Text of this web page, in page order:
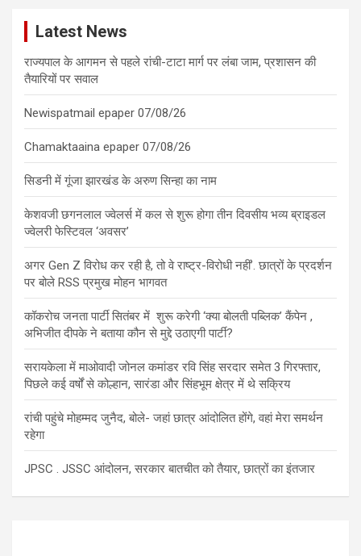
Latest News
राज्यपाल के आगमन से पहले रांची-टाटा मार्ग पर लंबा जाम, प्रशासन की
तैयारियों पर सवाल
Newispatmail epaper 07/08/26
Chamaktaaina epaper 07/08/26
सिडनी में गूंजा झारखंड के अरुण सिन्हा का नाम
केशवजी छगनलाल ज्वेलर्स में कल से शुरू होगा तीन दिवसीय भव्य ब्राइडल
ज्वेलरी फेस्टिवल ‘अवसर’
अगर Gen Z विरोध कर रही है, तो वे राष्ट्र-विरोधी नहीं’. छात्रों के प्रदर्शन
पर बोले RSS प्रमुख मोहन भागवत
कॉकरोच जनता पार्टी सितंबर में शुरू करेगी ‘क्या बोलती पब्लिक’ कैंपेन ,
अभिजीत दीपके ने बताया कौन से मुद्दे उठाएगी पार्टी?
सरायकेला में माओवादी जोनल कमांडर रवि सिंह सरदार समेत 3 गिरफ्तार,
पिछले कई वर्षों से कोल्हान, सारंडा और सिंहभूम क्षेत्र में थे सक्रिय
रांची पहुंचे मोहम्मद जुनैद, बोले- जहां छात्र आंदोलित होंगे, वहां मेरा समर्थन
रहेगा
JPSC . JSSC आंदोलन, सरकार बातचीत को तैयार, छात्रों का इंतजार